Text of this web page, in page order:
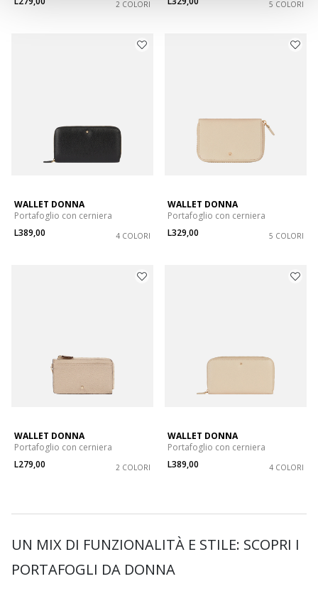
2 COLORI 5 COLORI
WALLET DONNA
Portafoglio con cerniera
L389,00
4 COLORI
WALLET DONNA
Portafoglio con cerniera
L329,00
5 COLORI
WALLET DONNA
Portafoglio con cerniera
L279,00
2 COLORI
WALLET DONNA
Portafoglio con cerniera
L389,00
4 COLORI
UN MIX DI FUNZIONALITÀ E STILE: SCOPRI I
PORTAFOGLI DA DONNA